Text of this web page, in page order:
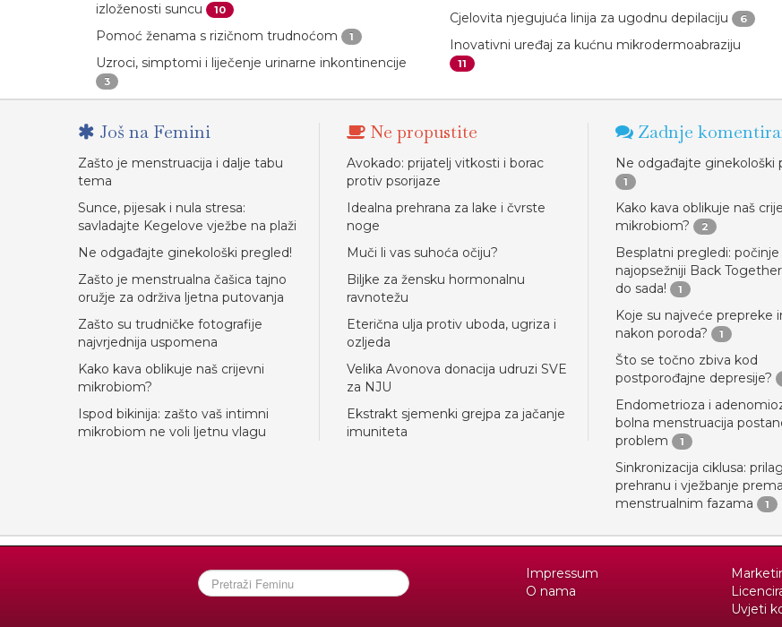
izloženosti suncu
10
Pomoć ženama s rizičnom trudnoćom 1
Uzroci, simptomi i liječenje urinarne inkontinencije
3
Cjelovita njegujuća linija za ugodnu depilaciju 6
Inovativni uređaj za kućnu mikrodermoabraziju
11
Još na Femini
Zašto je menstruacija i dalje tabu
tema
Sunce, pijesak i nula stresa:
savladajte Kegelove vježbe na plaži
Ne odgađajte ginekološki pregled!
Zašto je menstrualna čašica tajno
oružje za održiva ljetna putovanja
Zašto su trudničke fotografije
najvrjednija uspomena
Kako kava oblikuje naš crijevni
mikrobiom?
Ispod bikinija: zašto vaš intimni
mikrobiom ne voli ljetnu vlagu
Ne propustite
Avokado: prijatelj vitkosti i borac
protiv psorijaze
Idealna prehrana za lake i čvrste
noge
Muči li vas suhoća očiju?
Biljke za žensku hormonalnu
ravnotežu
Eterična ulja protiv uboda, ugriza i
ozljeda
Velika Avonova donacija udruzi SVE
za NJU
Ekstrakt sjemenki grejpa za jačanje
imuniteta
Zadnje
Ne odgađajte ginekološki
1
Kako kava oblikuje naš
mikrobiom?
2
Besplatni pregledi: počinje
najopsežniji Back
do sada!
1
Koje su najveće prepreke
nakon poroda?
1
Što se točno zbiva kod
postporođajne depresije?
Endometrioza i
bolna menstruacija
problem
1
Sinkronizacija ciklusa:
prehranu i vježbanje prema
menstrualnim fazama
1
Impressum
O nama
Uvjeti